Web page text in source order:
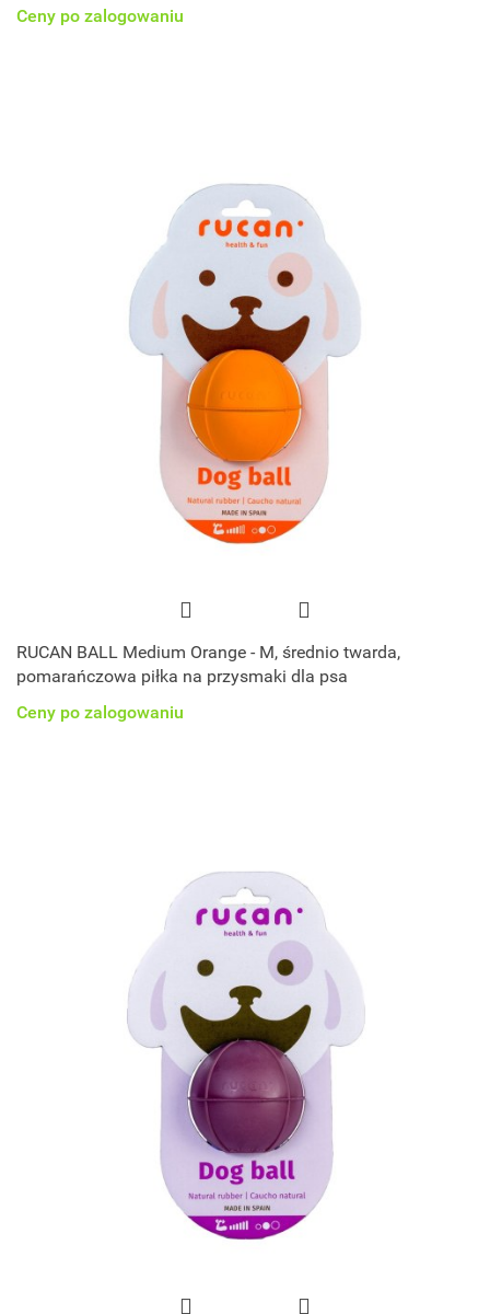
Ceny po zalogowaniu
RUCAN BALL Medium Orange - M, średnio twarda,
pomarańczowa piłka na przysmaki dla psa
Ceny po zalogowaniu